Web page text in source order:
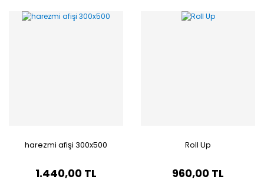
harezmi afişi 300x500
1.440,00 TL
Roll Up
960,00 TL